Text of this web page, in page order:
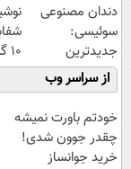
دندان مصنوعی
سوئیسی:
جدیدترین
فناوری اروپا،
سبک و مقاوم |
پرداخت قسطی
از سراسر وب
خودتم باورت نمیشه
چقدر جوون شدی!
خرید جوانساز